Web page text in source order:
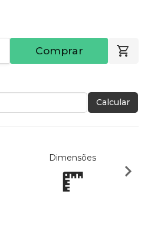
Comprar
Calcular
Dimensões